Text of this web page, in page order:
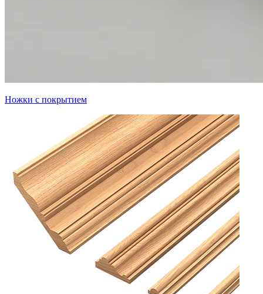
Ножки с покрытием